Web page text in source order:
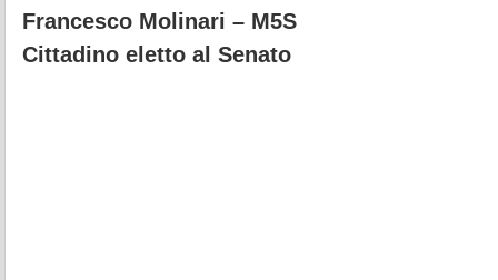
Francesco Molinari – M5S
Cittadino eletto al Senato